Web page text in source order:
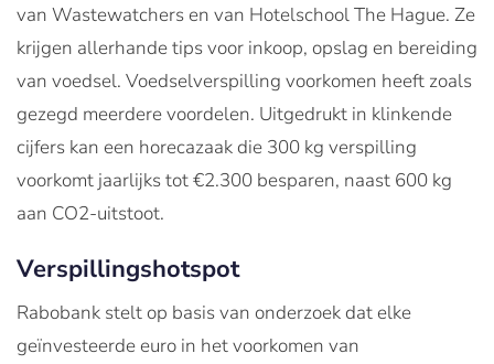
van Wastewatchers en van Hotelschool The Hague. Ze
krijgen allerhande tips voor inkoop, opslag en bereiding
van voedsel. Voedselverspilling voorkomen heeft zoals
gezegd meerdere voordelen. Uitgedrukt in klinkende
cijfers kan een horecazaak die 300 kg verspilling
voorkomt jaarlijks tot €2.300 besparen, naast 600 kg
aan CO2-uitstoot.
Verspillingshotspot
Rabobank stelt op basis van onderzoek dat elke
geïnvesteerde euro in het voorkomen van